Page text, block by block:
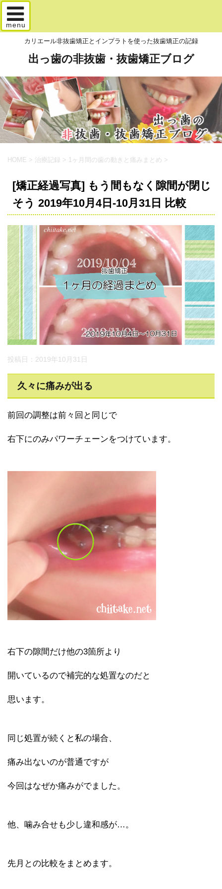
menu
カリエール非抜歯矯正とインプラトを使った抜歯矯正の記録
出っ歯の非抜歯・抜歯矯正ブログ
HOME > 治療記録 > 1ヶ月間の歯の動きと痛みまとめ >
[矯正経過写真] もう間もなく隙間が閉じ
そう 2019年10月4日-10月31日 比較
投稿日：2019年10月31日
久々に痛みが出る
前回の調整は前々回と同じで
右下にのみパワーチェーンをつけています。
右下の隙間だけ他の3箇所より
開いているので補完的な処置なのだと
思います。
同じ処置が続くと私の場合、
痛み出ないのが普通ですが
今回はなぜか痛みがでました。
他、噛み合せも少し違和感が…。
先月との比較をまとめます。